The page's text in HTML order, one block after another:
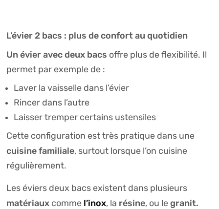
L’évier 2 bacs : plus de confort au quotidien
Un évier avec deux bacs offre plus de flexibilité. Il
permet par exemple de :
Laver la vaisselle dans l’évier
Rincer dans l’autre
Laisser tremper certains ustensiles
Cette configuration est très pratique dans une
cuisine familiale, surtout lorsque l’on cuisine
régulièrement.
Les éviers deux bacs existent dans plusieurs
matériauxcomme l’inox, la résine, ou legranit.